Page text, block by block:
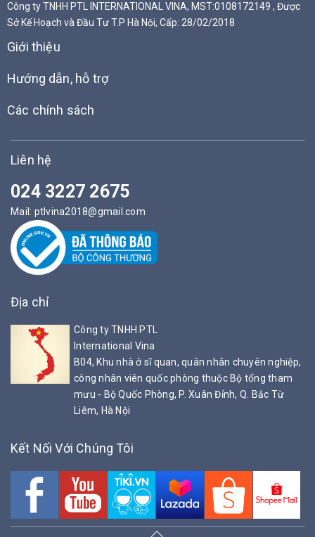
Công ty TNHH PTL INTERNATIONAL VINA, MST:0108172149 , Được
Sở Kế Hoạch và Đầu Tư T.P Hà Nội, Cấp: 28/02/2018
Giới thiệu
Hướng dẫn, hỗ trợ
Các chính sách
Liên hệ
024 3227 2675
Mail: ptlvina2018@gmail.com
Địa chỉ
Công ty TNHH PTL
International Vina
B04, Khu nhà ở sĩ quan, quân nhân chuyên nghiệp,
công nhân viên quốc phòng thuộc Bộ tổng tham
mưu - Bộ Quốc Phòng, P. Xuân Đỉnh, Q. Bắc Từ
Liêm, Hà Nội
Kết Nối Với Chúng Tôi